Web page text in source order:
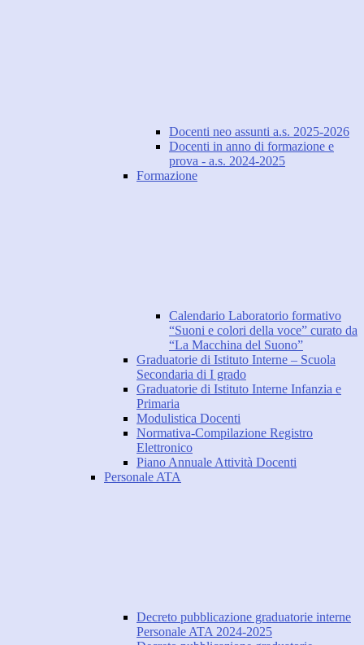
Docenti neo assunti a.s. 2025-2026
Docenti in anno di formazione e
prova - a.s. 2024-2025
Formazione
Calendario Laboratorio formativo
“Suoni e colori della voce” curato da
“La Macchina del Suono”
Graduatorie di Istituto Interne – Scuola
Secondaria di I grado
Graduatorie di Istituto Interne Infanzia e
Primaria
Modulistica Docenti
Normativa-Compilazione Registro
Elettronico
Piano Annuale Attività Docenti
Personale ATA
Decreto pubblicazione graduatorie interne
Personale ATA 2024-2025